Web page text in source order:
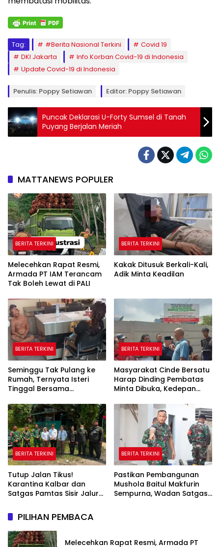
Tag: #Berita Nasional Terkini
Covid 19
DKI Jakarta
Info Korban Covid-19 di Indonesia
Update Covid-19 di Indonesia
Penulis: Poppy Setiawan Editor: Poppy Setiawan
Puncak Deklarasi U-Forty Sumsel di Tanah
Puyang Berjalan Meriah
MATTANEWS POPULER
BERITA TERKINI
Melecehkan Rapat Resmi,
Armada PT IAM Terancam
Tak Boleh Lewat di PALI
BERITA TERKINI
Kakak Ditusuk Berkali-Kali,
Adik Minta Keadilan
BERITA TERKINI
Seminggu Tak Pulang ke
Rumah, Ternyata Isteri
Tinggal Bersama
BERITA TERKINI
Masyarakat Cinde Bersatu
Harap Dinding Pembatas
Minta Dibuka, Kedepan
BERITA TERKINI
Tutup Jalan Tikus!
Karantina Kalbar dan
Satgas Pamtas Sisir Jalur
BERITA TERKINI
Pastikan Pembangunan
Mushola Baitul Makfurin
Sempurna, Wadan Satgas
PILIHAN PEMBACA
Melecehkan Rapat Resmi, Armada PT